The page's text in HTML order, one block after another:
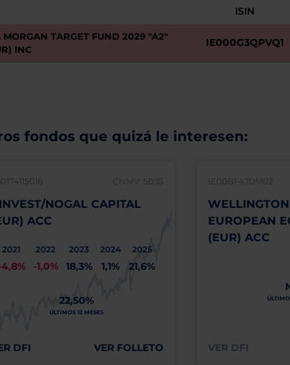
ISIN
MORGAN TARGET FUND 2029 "A2"
INC
IE000G3QPVQ1
fondos que quizá le interesen:
CNMV: 5095
NOGAL CAPITAL
ACC
2021
4,8%
2022
-1,0%
2023
18,3%
2024
1,1%
2025
21,6%
22,50%
ÚLTIMOS 12 MESES
DFI VER FOLLETO
IE00BF4JDM02
EUROPEAN
(EUR) ACC
VER DFI